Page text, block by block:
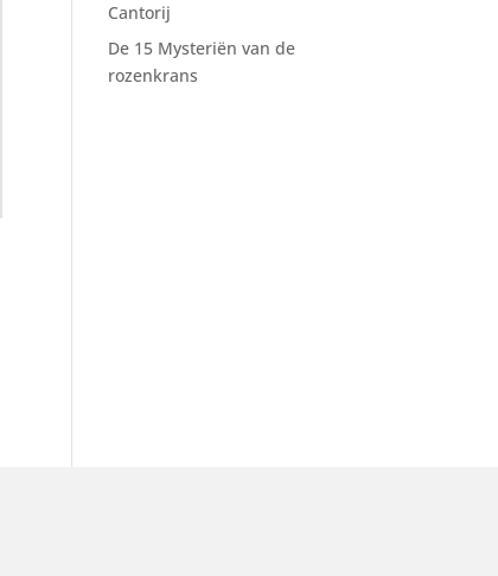
Cantorij
De 15 Mysteriën van de
rozenkrans